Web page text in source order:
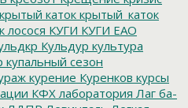
крытый каток крытый_каток
лосося КУГИ КУГИ ЕАО
Кульдур культура
купальный сезон
курение Куренков курсы
КФХ лаборатория Лаг ба-